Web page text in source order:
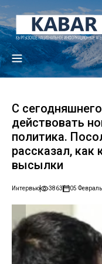
С
действовать
политика.
рассказал,
высылки
Интервью 3863 05